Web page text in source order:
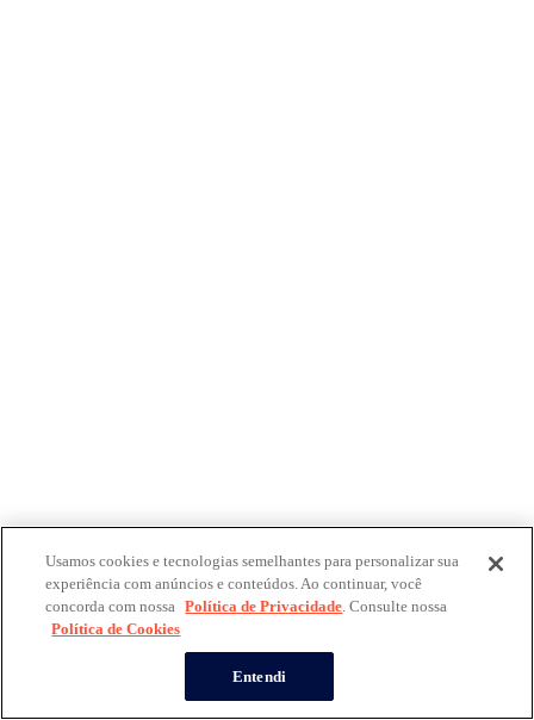
Usamos cookies e tecnologias semelhantes para personalizar sua
experiência com anúncios e conteúdos. Ao continuar, você
concorda com nossa Política de Privacidade. Consulte nossa
Política de Cookies
Entendi